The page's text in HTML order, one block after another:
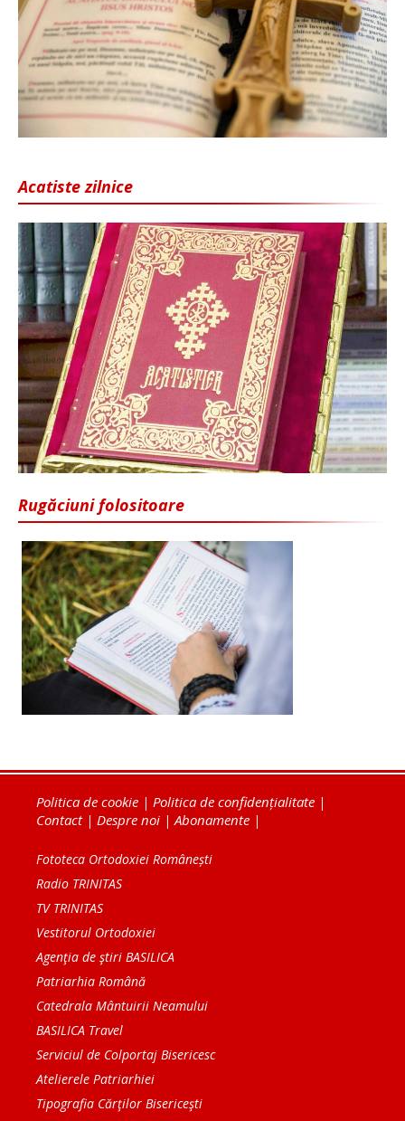
Acatiste zilnice
Rugăciuni folositoare
Politica de cookie | Politica de confidențialitate |
Contact| Despre noi | Abonamente |
Fototeca Ortodoxiei Românești
Radio TRINITAS
TV TRINITAS
Vestitorul Ortodoxiei
Agenţia de ştiri BASILICA
Patriarhia Română
Catedrala Mântuirii Neamului
BASILICA Travel
Serviciul de Colportaj Bisericesc
Atelierele Patriarhiei
Tipografia Cărţilor Bisericeşti